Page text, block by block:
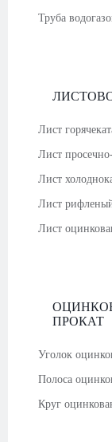
Труба
Лист
Лист
Лист
Лист
Лист
ПРОКАТ
Уголок
Полоса
Круг